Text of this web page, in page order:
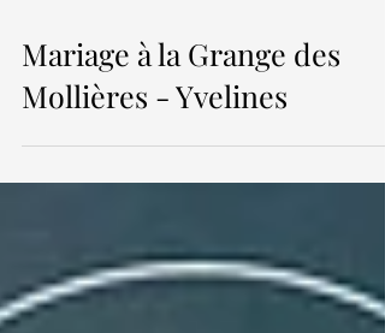
Mariage à la Grange des
Mollières - Yvelines